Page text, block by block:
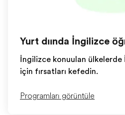
Yurt dışında İngilizce
İngilizce konuşulan
için fırsatları keşfedin.
Programları görüntüle